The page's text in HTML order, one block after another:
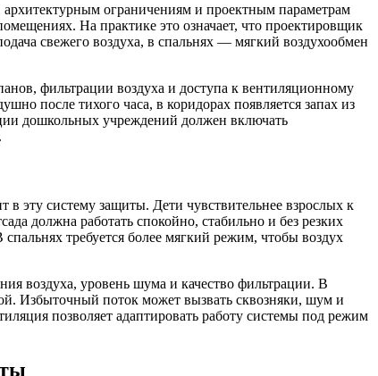
ограничениям и проектным параметрам
На практике это означает, что проектировщик
свежего воздуха, в спальнях — мягкий воздухообмен
фильтрации воздуха и доступа к вентиляционному
после тихого часа, в коридорах появляется запах из
дошкольных учреждений должен включать
в эту систему защиты. Дети чувствительнее взрослых к
должна работать спокойно, стабильно и без резких
требуется более мягкий режим, чтобы воздух
воздуха, уровень шума и качество фильтрации. В
Избыточный поток может вызвать сквозняки, шум и
позволяет адаптировать работу системы под режим